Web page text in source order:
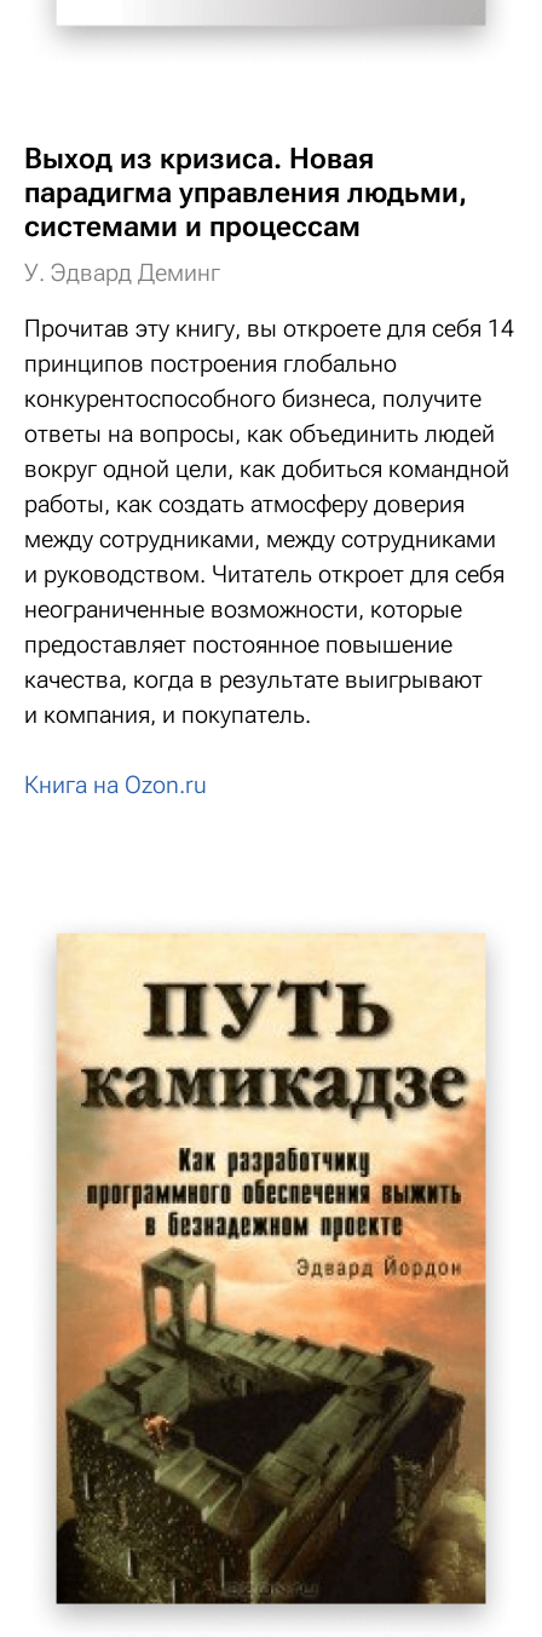
Выход из кризиса. Новая
парадигма управления людьми,
системами и процессам
У. Эдвард Деминг
Прочитав эту книгу, вы откроете для себя 14
принципов построения глобально
конкурентоспособного бизнеса, получите
ответы на вопросы, как объединить людей
вокруг одной цели, как добиться командной
работы, как создать атмосферу доверия
между сотрудниками, между сотрудниками
и руководством. Читатель откроет для себя
неограниченные возможности, которые
предоставляет постоянное повышение
качества, когда в результате выигрывают
и компания, и покупатель.
Книга на Ozon.ru